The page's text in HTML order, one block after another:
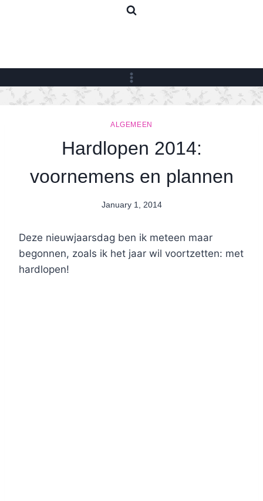
ALGEMEEN
Hardlopen 2014:
voornemens en plannen
By
January 1, 2014
Deze nieuwjaarsdag ben ik meteen maar
begonnen, zoals ik het jaar wil voortzetten: met
hardlopen!